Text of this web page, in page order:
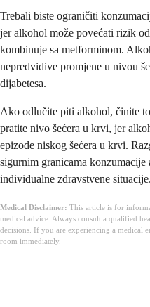
Trebali biste ograničiti
jer alkohol može povećati rizik
kombinuje sa metforminom.
nepredvidive promjene u nivou
dijabetesa.
Ako odlučite piti alkohol, činite
pratite nivo šećera u krvi, jer
epizode niskog šećera u krvi.
sigurnim granicama konzumacije
individualne zdravstvene situacije.
Medical Disclaimer: This article is for
medical advice. Always consult a qualified
decisions. If you are experiencing a medical
room immediately.